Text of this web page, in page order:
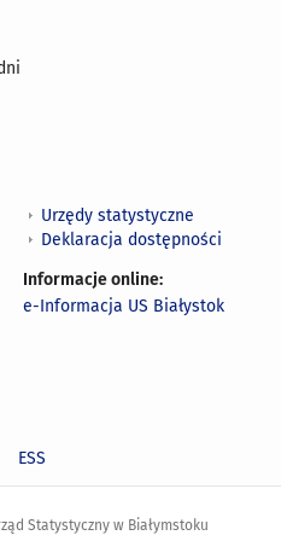
Urzędy statystyczne
Deklaracja dostępności
Informacje online:
e-Informacja US Białystok
ESS
Statystyczny w Białymstoku